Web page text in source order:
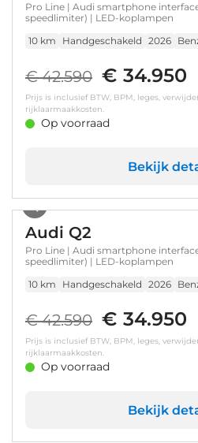
Pro Line | Audi smartphone
speedlimiter) | LED-koplampen
10 km
Handgeschakeld 2026
€ 42.590 € 34.950
Prijs is inclusief BTW, BPM, leges,
rijklaarmaakkosten.
Op voorraad
Bekijk
Audi Q2
Pro Line | Audi smartphone
speedlimiter) | LED-koplampen
10 km
Handgeschakeld 2026
€ 42.590 € 34.950
Prijs is inclusief BTW, BPM, leges,
rijklaarmaakkosten.
Op voorraad
Bekijk